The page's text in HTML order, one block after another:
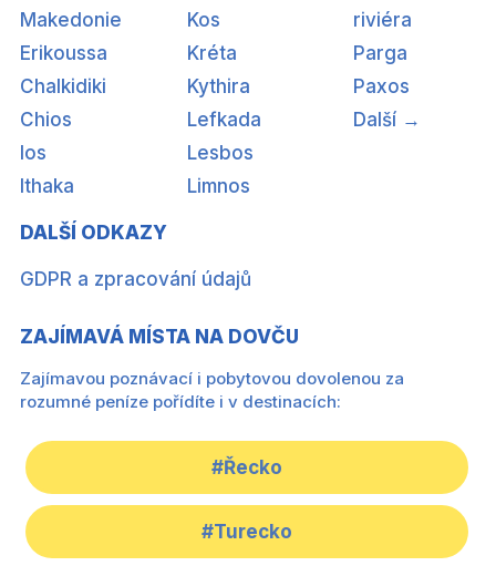
Makedonie
Erikoussa
Chalkidiki
Chios
Ios
Ithaka
Kos
Kréta
Kythira
Lefkada
Lesbos
Limnos
riviéra
Parga
Paxos
Další →
DALŠÍ ODKAZY
GDPR a zpracování údajů
ZAJÍMAVÁ MÍSTA NA DOVČU
Zajímavou poznávací i pobytovou dovolenou za
rozumné peníze pořídíte i v destinacích:
#Řecko
#Turecko